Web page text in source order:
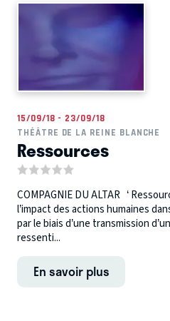
15/09/18 - 23/09/18
THÉÂTRE DE LA REINE BLANCHE
Ressources
COMPAGNIE DU ALTAR ‘
l’impact des actions humaines
par le biais d’une transmission
ressenti...
En savoir plus